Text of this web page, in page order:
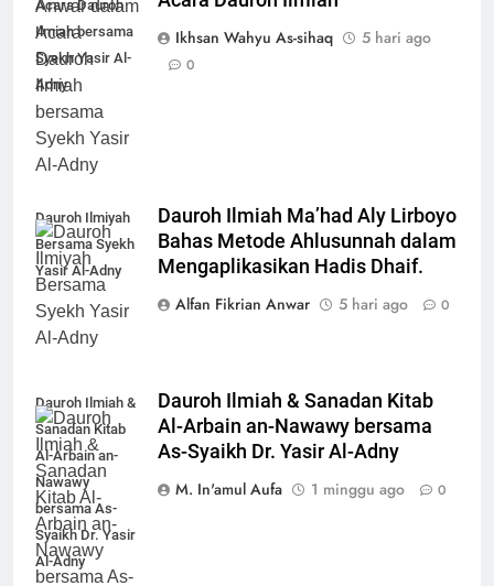
Acara Dauroh
Ilmiah bersama
Syekh Yasir Al-
Adny
Ikhsan Wahyu As-sihaq
5 hari ago
0
Dauroh Ilmiyah
Bersama Syekh
Yasir Al-Adny
Dauroh Ilmiah Ma’had Aly Lirboyo
Bahas Metode Ahlusunnah dalam
Mengaplikasikan Hadis Dhaif.
Alfan Fikrian Anwar
5 hari ago 0
Dauroh Ilmiah &
Sanadan Kitab
Al-Arbain an-
Nawawy
bersama As-
Syaikh Dr. Yasir
Al-Adny
Dauroh Ilmiah & Sanadan Kitab
Al-Arbain an-Nawawy bersama
As-Syaikh Dr. Yasir Al-Adny
M. In'amul Aufa
1 minggu ago 0